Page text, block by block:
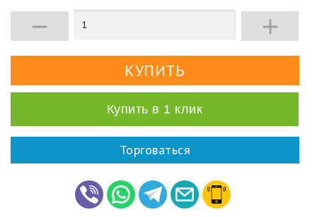
 
Купить в 1 клик
Торговаться